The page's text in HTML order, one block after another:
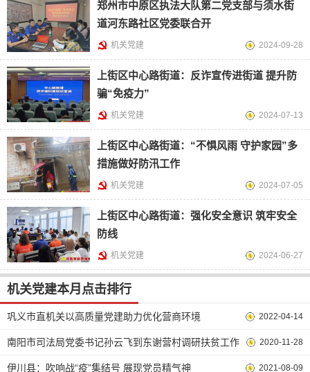
郑州市中原区执法大队第二党支部与须水街
道河东路社区党委联合开
机关党建 2024-09-28
上街区中心路街道：反诈宣传进街道 提升防
骗“免疫力”
机关党建 2024-07-13
上街区中心路街道：“不惧风雨 守护家园”多
措施做好防汛工作
机关党建 2024-07-05
上街区中心路街道：强化安全意识 筑牢安全
防线
机关党建 2024-06-27
机关党建本月点击排行
巩义市直机关以高质量党建助力优化营商环境 2022-04-14
南阳市司法局党委书记孙云飞到东谢营村调研扶贫工作 2020-11-28
伊川县：吹响战“疫”集结号 展现党员精气神 2021-08-09